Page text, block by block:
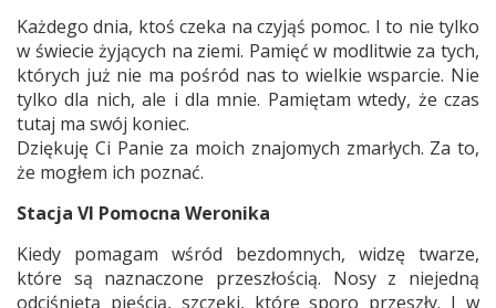
Każdego dnia, ktoś czeka na czyjąś pomoc. I to nie tylko
w świecie żyjących na ziemi. Pamięć w modlitwie za tych,
których już nie ma pośród nas to wielkie wsparcie. Nie
tylko dla nich, ale i dla mnie. Pamiętam wtedy, że czas
tutaj ma swój koniec.
Dziękuję Ci Panie za moich znajomych zmarłych. Za to,
że mogłem ich poznać.
Stacja VI Pomocna Weronika
Kiedy pomagam wśród bezdomnych, widzę twarze,
które są naznaczone przeszłością. Nosy z niejedną
odciśniętą pięścią, szczęki, które sporo przeszły. I w